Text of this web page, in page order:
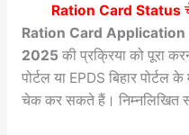
Ration Card Status
Ration Card
2025 की प्रक्रिया को पूरा
पोर्टल या EPDS बिहार पोर्टल
चेक कर सकते हैं। निम्नलिखित